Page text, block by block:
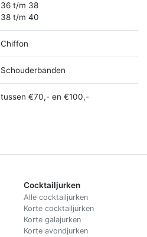
36 t/m 38
38 t/m 40
Chiffon
Schouderbanden
tussen €70,- en €100,-
Cocktailjurken
Alle cocktailjurken
Korte cocktailjurken
Korte galajurken
Korte avondjurken